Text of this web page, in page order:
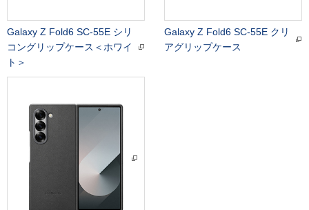
Galaxy Z Fold6 SC-55E シリ
コングリップケース＜ホワイ
ト＞
Galaxy Z Fold6 SC-55E クリ
アグリップケース